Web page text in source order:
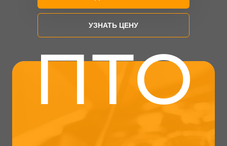
ПТО
УЗНАТЬ ЦЕНУ